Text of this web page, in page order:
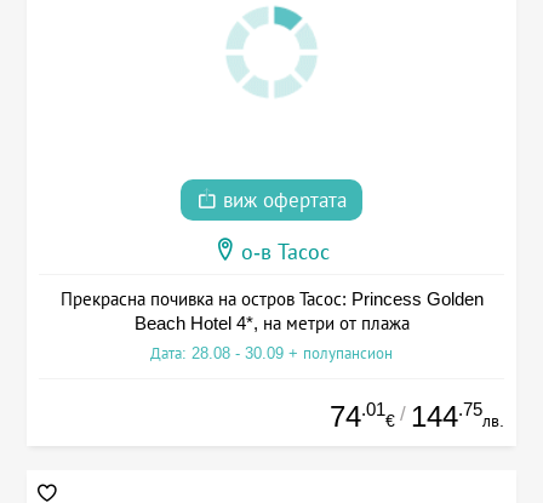
виж офертата
о-в Тасос
Прекрасна почивка на остров Тасос: Princess Golden
Beach Hotel 4*, на метри от плажа
Дата: 28.08 - 30.09 + полупансион
74.01
€ / 144.75
лв.